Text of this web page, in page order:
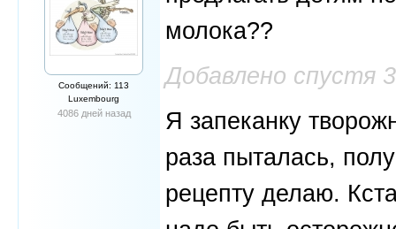
Сообщений: 113
Luxembourg
4086 дней назад
молока??
Добавлено спустя
Я запеканку
раза пыталась,
рецепту делаю.